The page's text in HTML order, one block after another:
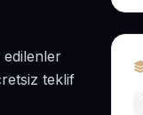
teklif